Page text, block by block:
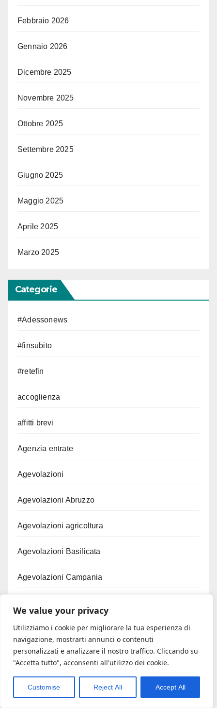
We value your privacy
Utilizziamo i cookie per migliorare la tua esperienza di
navigazione, mostrarti annunci o contenuti
personalizzati e analizzare il nostro traffico. Cliccando su
"Accetta tutto", acconsenti all'utilizzo dei cookie.
Customise Reject All Accept All
Febbraio 2026
Gennaio 2026
Dicembre 2025
Novembre 2025
Ottobre 2025
Settembre 2025
Giugno 2025
Maggio 2025
Aprile 2025
Marzo 2025
Categorie
#Adessonews
#finsubito
#retefin
accoglienza
affitti brevi
Agenzia entrate
Agevolazioni
Agevolazioni Abruzzo
Agevolazioni agricoltura
Agevolazioni Basilicata
Agevolazioni Campania
Agevolazioni Film e cinema
Agevolazioni fiscali
Agevolazioni fotovoltaico